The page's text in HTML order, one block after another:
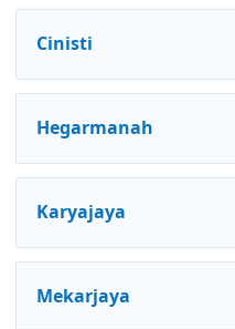
Cinisti
Hegarmanah
Karyajaya
Mekarjaya